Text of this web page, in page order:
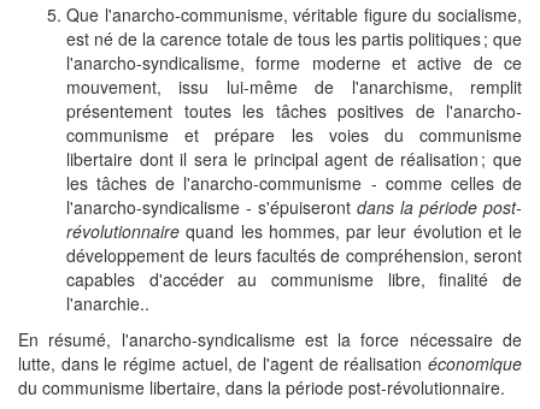
Que l'anarcho-communisme, véritable figure du socialisme,
est né de la carence totale de tous les partis politiques ; que
l'anarcho-syndicalisme, forme moderne et active de ce
mouvement, issu lui-même de l'anarchisme, remplit
présentement toutes les tâches positives de l'anarcho-
communisme et prépare les voies du communisme
libertaire dont il sera le principal agent de réalisation ; que
les tâches de l'anarcho-communisme - comme celles de
l'anarcho-syndicalisme - s'épuiseront dans la période post-
révolutionnaire quand les hommes, par leur évolution et le
développement de leurs facultés de compréhension, seront
capables d'accéder au communisme libre, finalité de
l'anarchie..
En résumé, l'anarcho-syndicalisme est la force nécessaire de
lutte, dans le régime actuel, de l'agent de réalisation économique
du communisme libertaire, dans la période post-révolutionnaire.